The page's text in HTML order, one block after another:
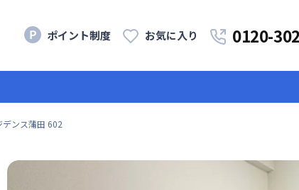
ポイント制度 お気に入り 0120-
デンス蒲田 602